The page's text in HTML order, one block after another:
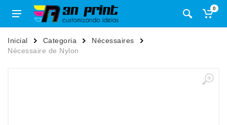
0
Inicial Categoria
Nécessaires
Nécessaire de Nylon